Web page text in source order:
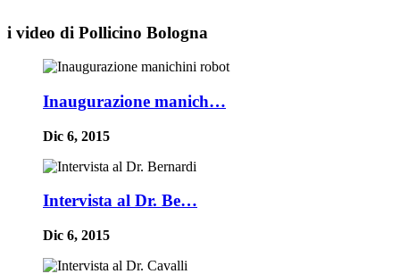
i video di Pollicino Bologna
Inaugurazione manich…
Dic 6, 2015
Intervista al Dr. Be…
Dic 6, 2015